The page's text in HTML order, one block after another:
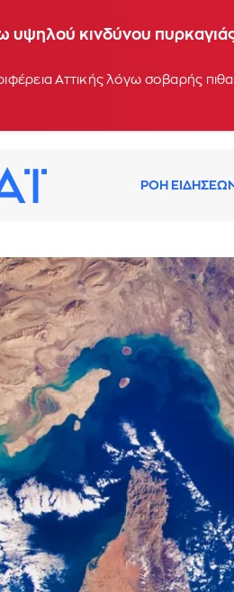
υψηλού κινδύνου
Αττικής λόγω σοβαρής
ΡΟΗ ΕΙΔΗΣΕΩΝ